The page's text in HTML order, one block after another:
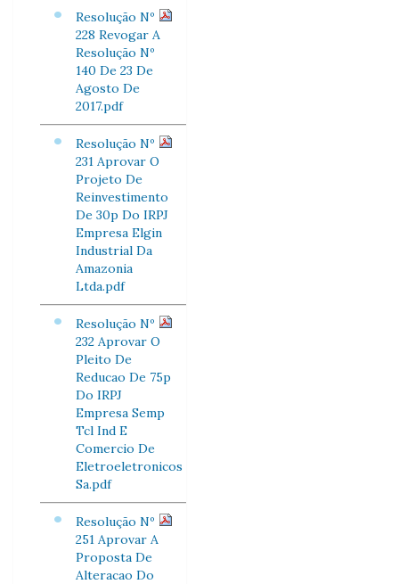
Resolução Nº
228 Revogar A
Resolução Nº
140 De 23 De
Agosto De
2017.pdf
Resolução Nº
231 Aprovar O
Projeto De
Reinvestimento
De 30p Do IRPJ
Empresa Elgin
Industrial Da
Amazonia
Ltda.pdf
Resolução Nº
232 Aprovar O
Pleito De
Reducao De 75p
Do IRPJ
Empresa Semp
Tcl Ind E
Comercio De
Eletroeletronicos
Sa.pdf
Resolução Nº
251 Aprovar A
Proposta De
Alteracao Do